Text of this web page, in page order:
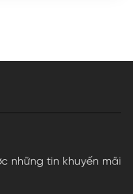
những tin khuyến mãi